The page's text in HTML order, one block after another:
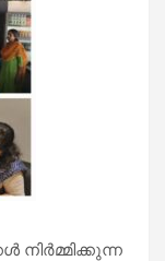
നിര്‍മ്മിക്കുന്ന